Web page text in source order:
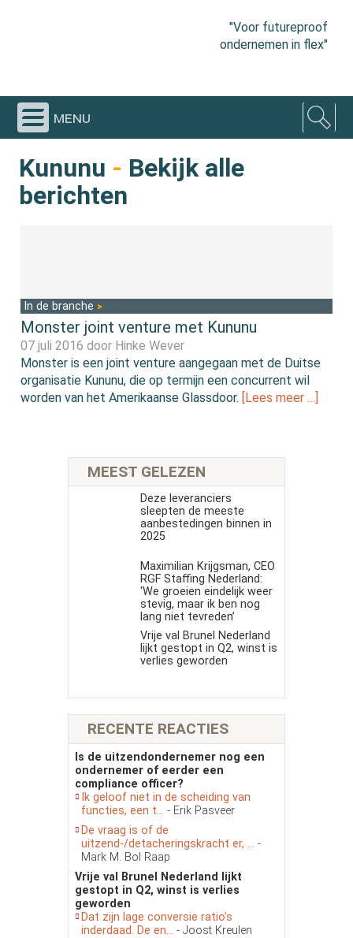
"Voor futureproof
ondernemen in flex"
menu
Kununu - Bekijk alle
berichten
In de branche
Monster joint venture met Kununu
07 juli 2016 door Hinke Wever
Monster is een joint venture aangegaan met de Duitse
organisatie Kununu, die op termijn een concurrent wil
worden van het Amerikaanse Glassdoor. [Lees meer …]
MEEST GELEZEN
Deze leveranciers
sleepten de meeste
aanbestedingen binnen in
2025
Maximilian Krijgsman, CEO
RGF Staffing Nederland:
‘We groeien eindelijk weer
stevig, maar ik ben nog
lang niet tevreden’
Vrije val Brunel Nederland
lijkt gestopt in Q2, winst is
verlies geworden
RECENTE REACTIES
Is de uitzendondernemer nog een
ondernemer of eerder een
compliance officer?
Ik geloof niet in de scheiding van
functies, een t... - Erik Pasveer
De vraag is of de
uitzend-/detacheringskracht er, ... -
Mark M. Bol Raap
Vrije val Brunel Nederland lijkt
gestopt in Q2, winst is verlies
geworden
Dat zijn lage conversie ratio’s
inderdaad. De en... - Joost Kreulen